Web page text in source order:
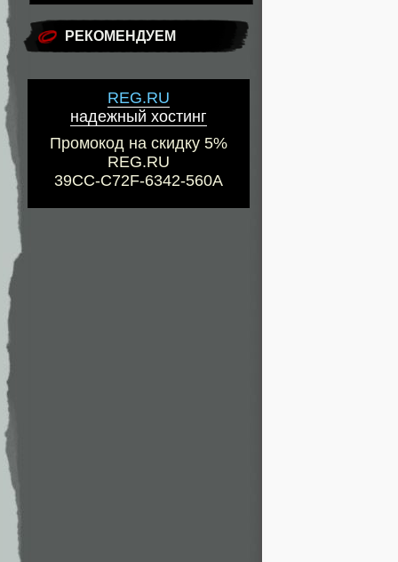
РЕКОМЕНДУЕМ
REG.RU
надежный хостинг
Промокод на скидку 5%
REG.RU
39CC-C72F-6342-560A